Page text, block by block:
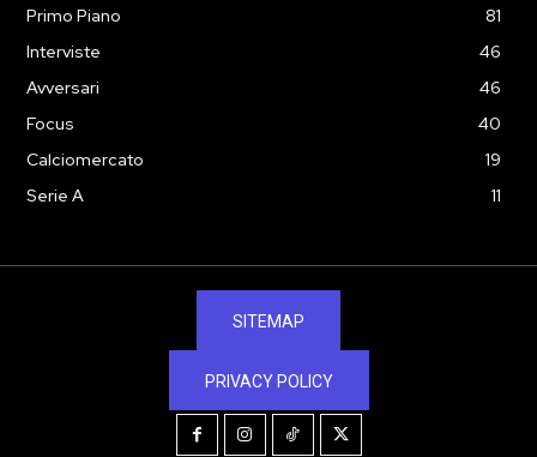
Primo Piano
81
Interviste
46
Avversari
46
Focus
40
Calciomercato
19
Serie A
11
SITEMAP
PRIVACY POLICY